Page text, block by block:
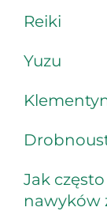
Reiki
Yuzu
Jak
nawyków